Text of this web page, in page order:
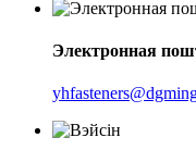
Электронная